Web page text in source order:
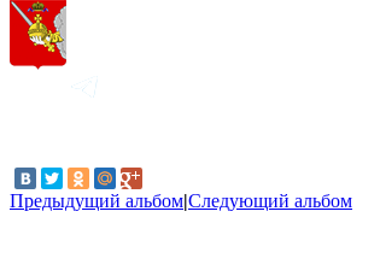
Предыдущий альбом|Следующий альбом